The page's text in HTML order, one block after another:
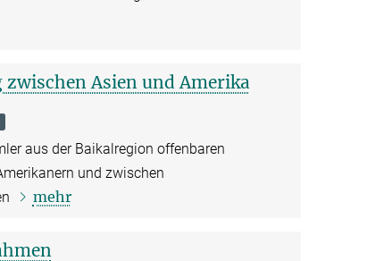
Asien und Amerika
aus der Baikalregion offenbaren
und zwischen
mehr